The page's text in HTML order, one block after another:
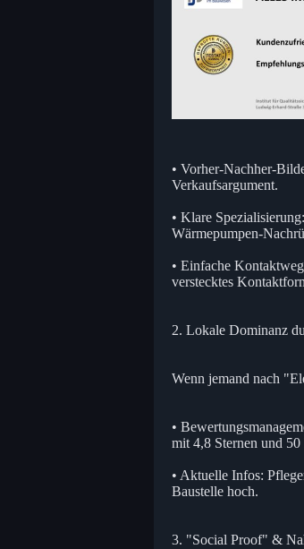
• Vorher-Nachher-
Verkaufsargument.
• Klare
Wärmepumpen-
• Einfache
verstecktes
2. Lokale Dominanz
Wenn jemand nach
•
mit 4,8 Sternen und
• Aktuelle Infos:
Baustelle hoch.
3. "Social Proof" &